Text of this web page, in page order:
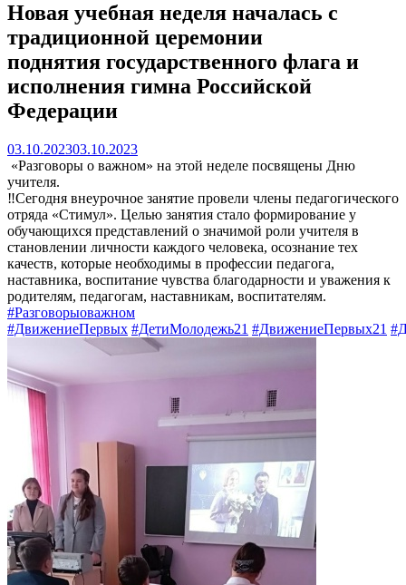
Новая учебная неделя началась с
традиционной церемонии
поднятия государственного флага и
исполнения гимна Российской
Федерации
03.10.202303.10.2023
«Разговоры о важном» на этой неделе посвящены Дню
учителя.
‼Сегодня внеурочное занятие провели члены педагогического
отряда «Стимул». Целью занятия стало формирование у
обучающихся представлений о значимой роли учителя в
становлении личности каждого человека, осознание тех
качеств, которые необходимы в профессии педагога,
наставника, воспитание чувства благодарности и уважения к
родителям, педагогам, наставникам, воспитателям.
#Разговорыоважном
#ДвижениеПервых #ДетиМолодежь21 #ДвижениеПервых21